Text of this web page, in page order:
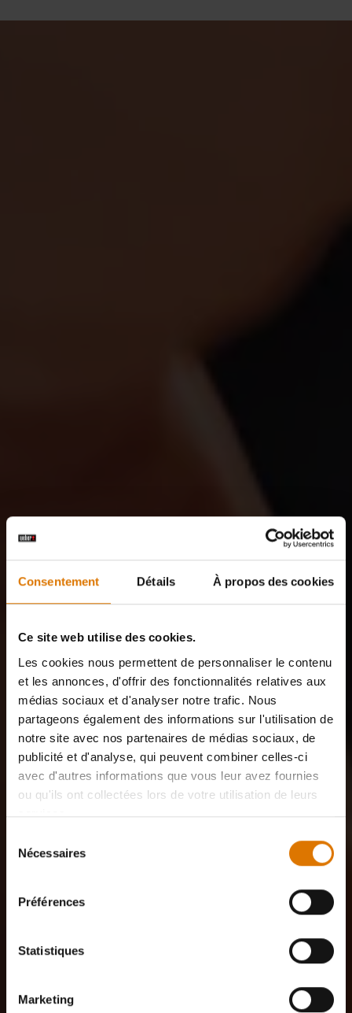
Consentement Détails À propos des cookies
Ce site web utilise des cookies.
Les cookies nous permettent de personnaliser le contenu
et les annonces, d'offrir des fonctionnalités relatives aux
médias sociaux et d'analyser notre trafic. Nous
partageons également des informations sur l'utilisation de
notre site avec nos partenaires de médias sociaux, de
publicité et d'analyse, qui peuvent combiner celles-ci
avec d'autres informations que vous leur avez fournies
ou qu'ils ont collectées lors de votre utilisation de leurs
services.
Nécessaires
Préférences
Statistiques
Marketing